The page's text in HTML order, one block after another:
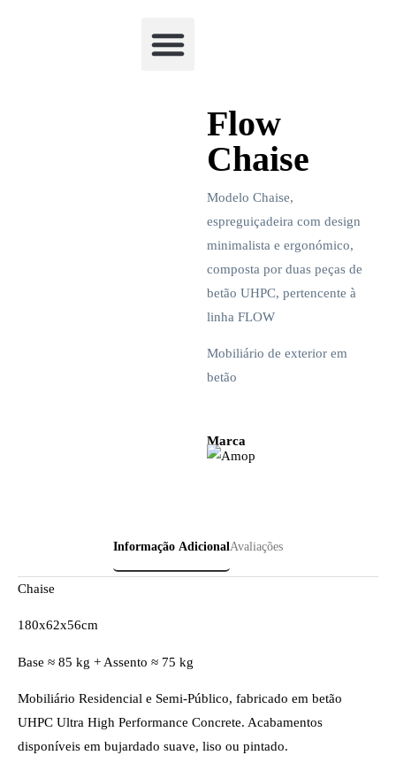
Flow
Chaise
Modelo Chaise,
espreguiçadeira com design
minimalista e ergonómico,
composta por duas peças de
betão UHPC, pertencente à
linha FLOW
Mobiliário de exterior em
betão
Marca
Informação Adicional Avaliações
Chaise
180x62x56cm
Base ≈ 85 kg + Assento ≈ 75 kg
Mobiliário Residencial e Semi-Público, fabricado em betão
UHPC Ultra High Performance Concrete. Acabamentos
disponíveis em bujardado suave, liso ou pintado.